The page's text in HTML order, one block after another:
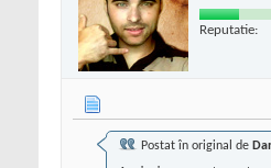
Reputatie:
Postat în original de